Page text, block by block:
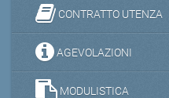
CONTRATTO UTENZA
AGEVOLAZIONI
MODULISTICA